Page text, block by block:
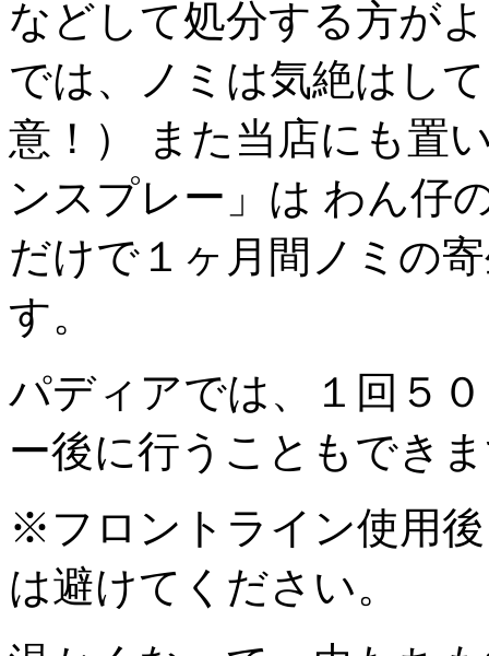
などして処分する方が
では、ノミは気絶はし
意！） また当店にも置
ンスプレー」は わん仔
だけで１ヶ月間ノミの
す。
パディアでは、１回５
ー後に行うこともでき
※フロントライン使用
は避けてください。